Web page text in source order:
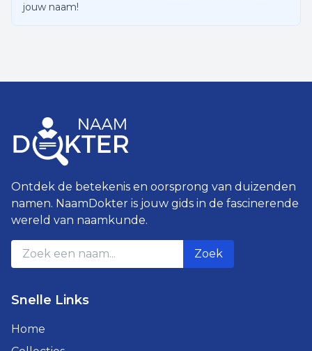
jouw naam!
Ontdek de betekenis en oorsprong van duizenden
namen. NaamDokter is jouw gids in de fascinerende
wereld van naamkunde.
Zoek
Snelle Links
Home